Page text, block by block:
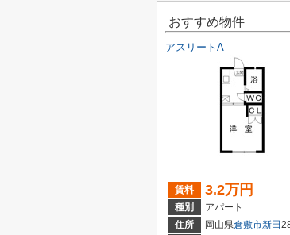
おすすめ物件
アスリートA
賃料 3.2万円
種別
アパート
住所
岡山県倉敷市新田